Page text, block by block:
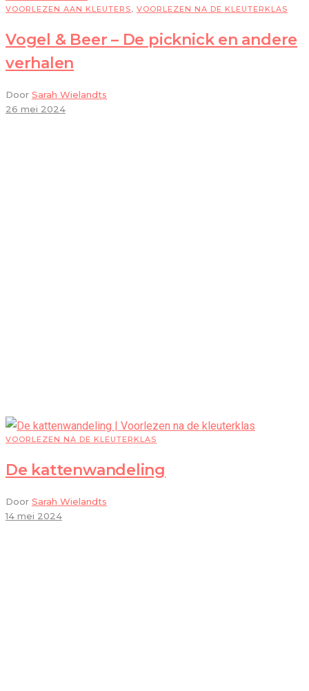
VOORLEZEN AAN KLEUTERS VOORLEZEN NA DE KLEUTERKLAS
Vogel & Beer – De picknick en andere
verhalen
Door Sarah Wielandts
26 mei 2024
VOORLEZEN NA DE KLEUTERKLAS
De kattenwandeling
Door Sarah Wielandts
14 mei 2024